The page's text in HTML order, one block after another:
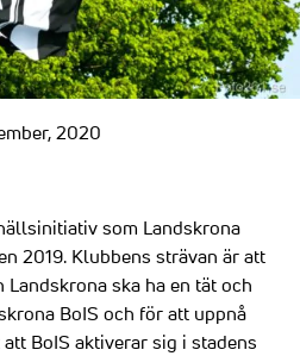
2020
som Landskrona
2019. Klubbens strävan är att
ska ha en tät och
BoIS och för att uppnå
BoIS aktiverar sig i stadens